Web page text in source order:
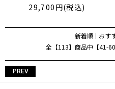
29,700円(税込)
新着順 おす
PREV
全【113】商品中【41-